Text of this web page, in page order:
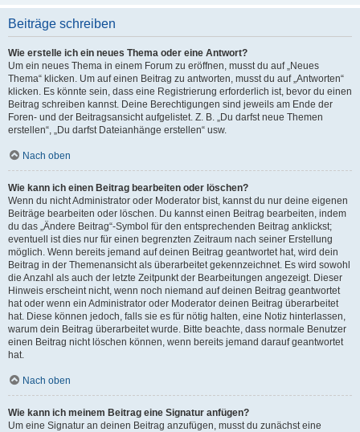
Beiträge schreiben
Wie erstelle ich ein neues Thema oder eine Antwort?
Um ein neues Thema in einem Forum zu eröffnen, musst du auf „Neues
Thema“ klicken. Um auf einen Beitrag zu antworten, musst du auf „Antworten“
klicken. Es könnte sein, dass eine Registrierung erforderlich ist, bevor du einen
Beitrag schreiben kannst. Deine Berechtigungen sind jeweils am Ende der
Foren- und der Beitragsansicht aufgelistet. Z. B. „Du darfst neue Themen
erstellen“, „Du darfst Dateianhänge erstellen“ usw.
Nach oben
Wie kann ich einen Beitrag bearbeiten oder löschen?
Wenn du nicht Administrator oder Moderator bist, kannst du nur deine eigenen
Beiträge bearbeiten oder löschen. Du kannst einen Beitrag bearbeiten, indem
du das „Ändere Beitrag“-Symbol für den entsprechenden Beitrag anklickst;
eventuell ist dies nur für einen begrenzten Zeitraum nach seiner Erstellung
möglich. Wenn bereits jemand auf deinen Beitrag geantwortet hat, wird dein
Beitrag in der Themenansicht als überarbeitet gekennzeichnet. Es wird sowohl
die Anzahl als auch der letzte Zeitpunkt der Bearbeitungen angezeigt. Dieser
Hinweis erscheint nicht, wenn noch niemand auf deinen Beitrag geantwortet
hat oder wenn ein Administrator oder Moderator deinen Beitrag überarbeitet
hat. Diese können jedoch, falls sie es für nötig halten, eine Notiz hinterlassen,
warum dein Beitrag überarbeitet wurde. Bitte beachte, dass normale Benutzer
einen Beitrag nicht löschen können, wenn bereits jemand darauf geantwortet
hat.
Nach oben
Wie kann ich meinem Beitrag eine Signatur anfügen?
Um eine Signatur an deinen Beitrag anzufügen, musst du zunächst eine